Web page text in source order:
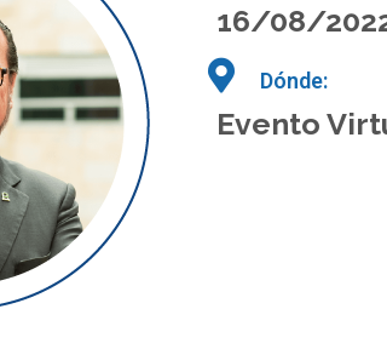
16/08/
Dónde:
Evento